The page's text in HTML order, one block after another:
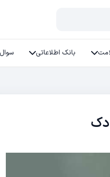
بانک اطلاعاتی